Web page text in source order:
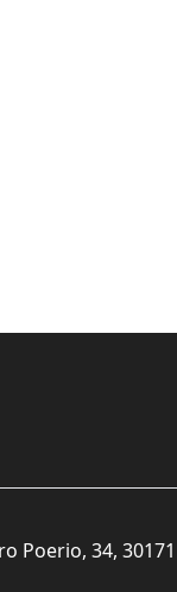
34, 30171